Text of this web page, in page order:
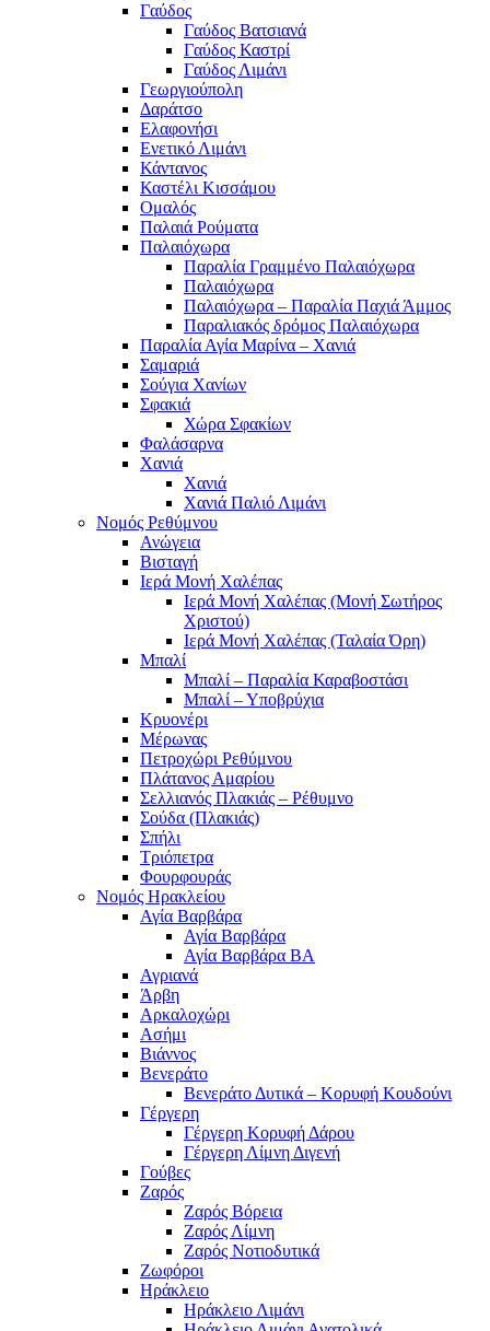
Γαύδος
Γαύδος Βατσιανά
Γαύδος Καστρί
Γαύδος Λιμάνι
Γεωργιούπολη
Δαράτσο
Ελαφονήσι
Ενετικό Λιμάνι
Κάντανος
Καστέλι Κισσάμου
Ομαλός
Παλαιά Ρούματα
Παλαιόχωρα
Παραλία Γραμμένο Παλαιόχωρα
Παλαιόχωρα
Παλαιόχωρα – Παραλία Παχιά Άμμος
Παραλιακός δρόμος Παλαιόχωρα
Παραλία Αγία Μαρίνα – Χανιά
Σαμαριά
Σούγια Χανίων
Σφακιά
Χώρα Σφακίων
Φαλάσαρνα
Χανιά
Χανιά
Χανιά Παλιό Λιμάνι
Νομός Ρεθύμνου
Ανώγεια
Βισταγή
Ιερά Μονή Χαλέπας
Ιερά Μονή Χαλέπας (Μονή Σωτήρος
Χριστού)
Ιερά Μονή Χαλέπας (Ταλαία Όρη)
Μπαλί
Μπαλί – Παραλία Καραβοστάσι
Μπαλί – Υποβρύχια
Κρυονέρι
Μέρωνας
Πετροχώρι Ρεθύμνου
Πλάτανος Αμαρίου
Σελλιανός Πλακιάς – Ρέθυμνο
Σούδα (Πλακιάς)
Σπήλι
Τριόπετρα
Φουρφουράς
Νομός Ηρακλείου
Αγία Βαρβάρα
Αγία Βαρβάρα
Αγία Βαρβάρα ΒΑ
Αγριανά
Άρβη
Αρκαλοχώρι
Ασήμι
Βιάννος
Βενεράτο
Βενεράτο Δυτικά – Κορυφή Κουδούνι
Γέργερη
Γέργερη Κορυφή Δάρου
Γέργερη Λίμνη Διγενή
Γούβες
Ζαρός
Ζαρός Βόρεια
Ζαρός Λίμνη
Ζαρός Νοτιοδυτικά
Ζωφόροι
Ηράκλειο
Ηράκλειο Λιμάνι